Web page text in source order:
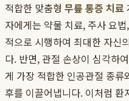
적합한 맞춤형 무릎 통증 치료
자에게는 약물 치료, 주사 요
적으로 시행하여 최대한 자신
다. 반면, 관절 손상이 심각하
게 가장 적합한 인공관절 종류
후를 이끌어냅니다. 이처럼